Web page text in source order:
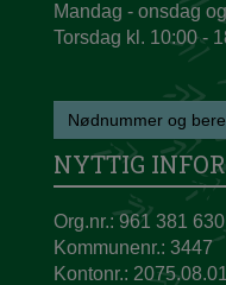
Mandag - onsdag
Torsdag kl. 10:00 -
Nødnummer og
NYTTIG
Org.nr.: 961 381 630
Kommunenr.: 3447
Kontonr.: